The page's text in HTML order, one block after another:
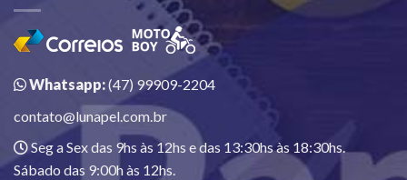
Whatsapp:(47) 99909-2204
contato@lunapel.com.br
Seg a Sex das 9hs às 12hs e das 13:30hs às 18:30hs.
Sábado das 9:00h às 12hs.